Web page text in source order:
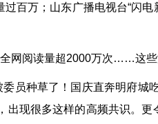
百万；山东广播电视台“闪
网阅读量超2000万次……这些
员种草了！国庆直奔明府城
现很多这样的高频共识。更